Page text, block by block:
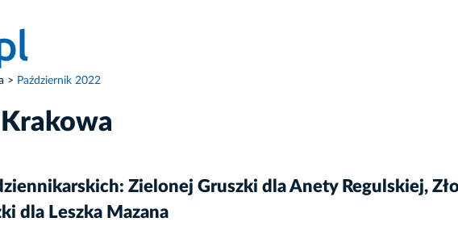
Październik 2022
Zielonej Gruszki dla Anety Regulskiej,
dla Leszka Mazana